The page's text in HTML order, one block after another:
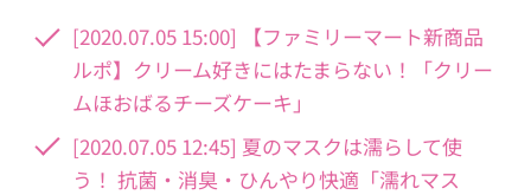
[2020.07.05 15:00] 【ファミリーマート新商品
ルポ】クリーム好きにはたまらない！「クリー
ムほおばるチーズケーキ」
[2020.07.05 12:45] 夏のマスクは濡らして使
う！ 抗菌・消臭・ひんやり快適「濡れマス